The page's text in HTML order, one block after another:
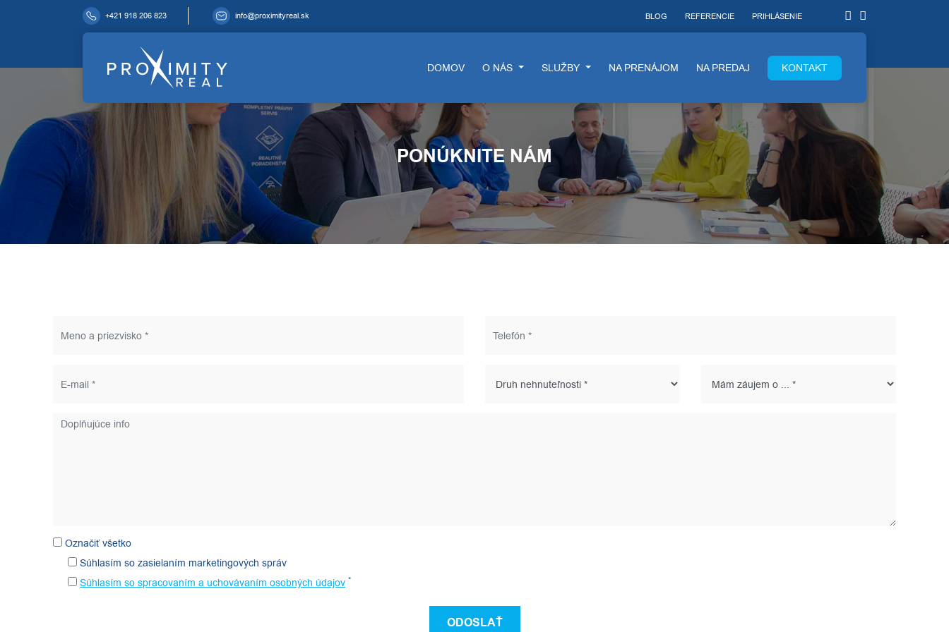
+421 918 206 823 info@proximityreal.sk BLOG REFERENCIE PRIHLÁSENIE
DOMOV O NÁS SLUŽBY NA PRENÁJOM NA PREDAJ KONTAKT
PONÚKNITE NÁM
Označiť všetko
Súhlasím so zasielaním marketingových správ
Súhlasím so spracovaním a uchovávaním osobných údajov *